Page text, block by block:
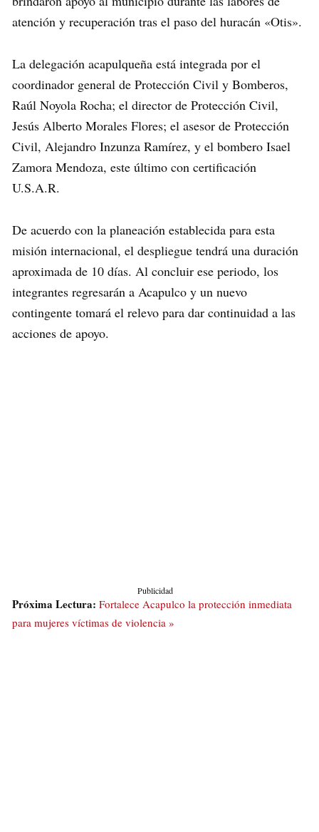
atención y recuperación tras el paso del huracán «Otis».
La delegación acapulqueña está integrada por el
coordinador general de Protección Civil y Bomberos,
Raúl Noyola Rocha; el director de Protección Civil,
Jesús Alberto Morales Flores; el asesor de Protección
Civil, Alejandro Inzunza Ramírez, y el bombero Isael
Zamora Mendoza, este último con certificación
U.S.A.R.
De acuerdo con la planeación establecida para esta
misión internacional, el despliegue tendrá una duración
aproximada de 10 días. Al concluir ese periodo, los
integrantes regresarán a Acapulco y un nuevo
contingente tomará el relevo para dar continuidad a las
acciones de apoyo.
Publicidad
Próxima Lectura: Fortalece Acapulco la protección inmediata
para mujeres víctimas de violencia »